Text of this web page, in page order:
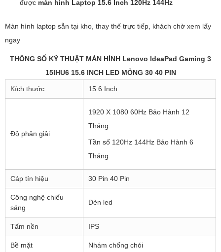
được màn hình Laptop 15.6 Inch 120Hz 144Hz
Màn hình laptop sẵn tại kho, thay thế trực tiếp, khách chờ xem lấy
ngay
THÔNG SỐ KỸ THUẬT MÀN HÌNH Lenovo IdeaPad Gaming 3
15IHU6 15.6 INCH LED MỎNG 30 40 PIN
Kích thước 15.6 Inch
Độ phân giải
1920 X 1080 60Hz Bảo Hành 12
Tháng
Tần số 120Hz 144Hz Bảo Hành 6
Tháng
Cáp tín hiệu 30 Pin 40 Pin
Công nghệ chiếu
sáng
Đèn led
Tấm nền IPS
Bề mặt Nhám chống chói